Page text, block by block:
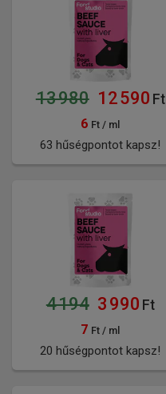
13 980 12 590 Ft
6 Ft / ml
63 hűségpontot kapsz!
4 194 3 990 Ft
7 Ft / ml
20 hűségpontot kapsz!